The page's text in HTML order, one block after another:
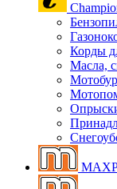
Корды
Масла,